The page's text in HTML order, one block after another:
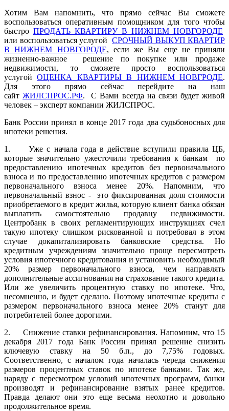
Хотим Вам напомнить, что прямо сейчас Вы сможете
воспользоваться оперативным помощником для того чтобы
быстро ПРОДАТЬ КВАРТИРУ В НИЖНЕМ НОВГОРОДЕ
или воспользоваться услугой СРОЧНЫЙ ВЫКУП КВАРТИР
В НИЖНЕМ НОВГОРОДЕ, если же Вы еще не приняли
жизненно-важное решение по покупке или продаже
недвижимости, то сможете просто воспользоваться
услугойОЦЕНКА КВАРТИРЫ В НИЖНЕМ НОВГРОДЕ.
Для этого прямо сейчас перейдите на наш
сайтЖИЛСПРОС.РФ. С Вами всегда на связи будет живой
человек – эксперт компании ЖИЛСПРОС.
Банк России принял в конце 2017 года два судьбоносных для
ипотеки решения.
1. Уже с начала года в действие вступили правила ЦБ,
которые значительно ужесточили требования к банкам по
предоставлению ипотечных кредитов без первоначального
взноса и по предоставлению ипотечных кредитов с размером
первоначального взноса менее 20%. Напомним, что
первоначальный взнос - это фиксированная доля стоимости
приобретаемого в кредит жилья, которую клиент банка обязан
выплатить самостоятельно продавцу недвижимости.
Центробанк в своих регламентирующих инструкциях счел
такую ипотеку слишком рискованной и потребовал в этом
случае докапитализировать банковские средства. Но
кредитным учреждениям значительно проще пересмотреть
условия ипотечного кредитования и установить необходимый
20% размер первоначального взноса, чем направлять
дополнительные ассигнования на страхование такого кредита.
Или же увеличить процентную ставку по ипотеке. Что,
несомненно, и будет сделано. Поэтому ипотечные кредиты с
размером первоначального взноса менее 20% станут для
потребителей более дорогими.
2. Снижение ставки рефинансирования. Напомним, что 15
декабря 2017 года Банк России принял решение снизить
ключевую ставку на 50 б.п., до 7,75% годовых.
Соответственно, с началом года началась череда снижения
размеров процентных ставок по ипотеке банками. Так же,
наряду с пересмотром условий ипотечных программ, банки
производят и рефинансирование взятых ранее кредитов.
Правда делают они это еще весьма неохотно и довольно
продолжительное время.